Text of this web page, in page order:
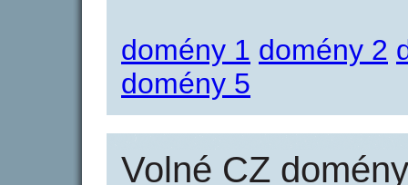
domény 1 domény 2
domény 5
Volné CZ